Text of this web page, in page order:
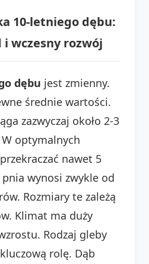
10-letniego dębu:
wczesny rozwój
dębu jest zmienny.
średnie wartości.
zazwyczaj około 2-3
optymalnych
nawet 5
wynosi zwykle od
Rozmiary te zależą
Klimat ma duży
Rodzaj gleby
rolę. Dąb